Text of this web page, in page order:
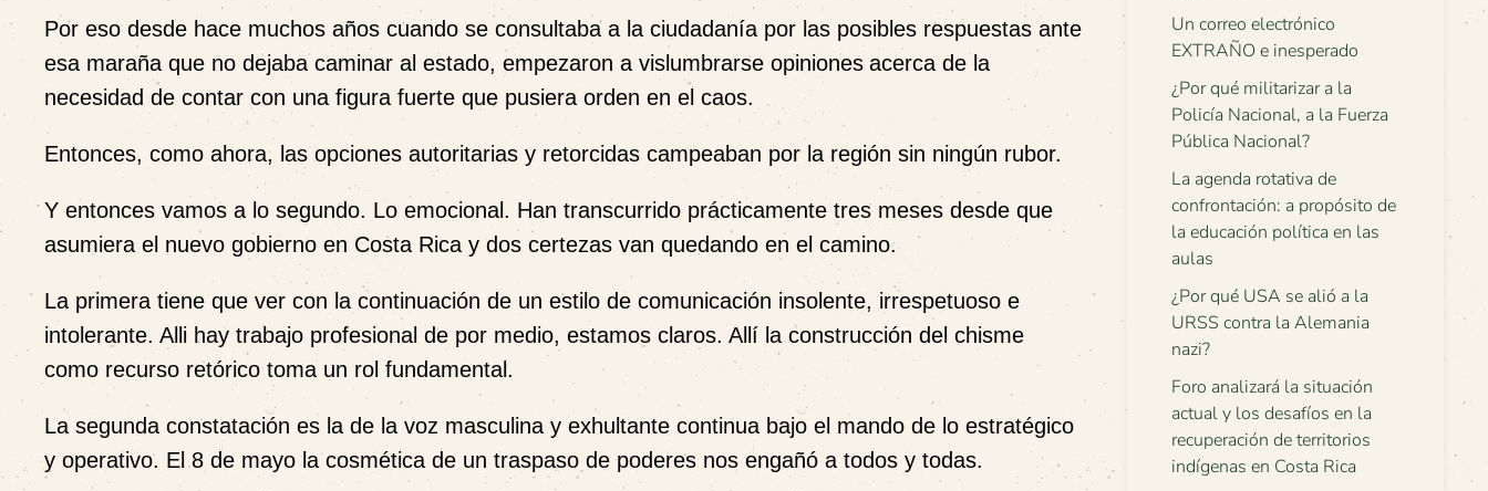
Por eso desde hace muchos años cuando se consultaba a la ciudadanía por las posibles respuestas ante
esa maraña que no dejaba caminar al estado, empezaron a vislumbrarse opiniones acerca de la
necesidad de contar con una figura fuerte que pusiera orden en el caos.
Entonces, como ahora, las opciones autoritarias y retorcidas campeaban por la región sin ningún rubor.
Y entonces vamos a lo segundo. Lo emocional. Han transcurrido prácticamente tres meses desde que
asumiera el nuevo gobierno en Costa Rica y dos certezas van quedando en el camino.
La primera tiene que ver con la continuación de un estilo de comunicación insolente, irrespetuoso e
intolerante. Alli hay trabajo profesional de por medio, estamos claros. Allí la construcción del chisme
como recurso retórico toma un rol fundamental.
La segunda constatación es la de la voz masculina y exhultante continua bajo el mando de lo estratégico
y operativo. El 8 de mayo la cosmética de un traspaso de poderes nos engañó a todos y todas.
Un correo electrónico
EXTRAÑO e inesperado
¿Por qué militarizar a la
Policía Nacional, a la Fuerza
Pública Nacional?
La agenda rotativa de
confrontación: a propósito de
la educación política en las
aulas
¿Por qué USA se alió a la
URSS contra la Alemania
nazi?
Foro analizará la situación
actual y los desafíos en la
recuperación de territorios
indígenas en Costa Rica